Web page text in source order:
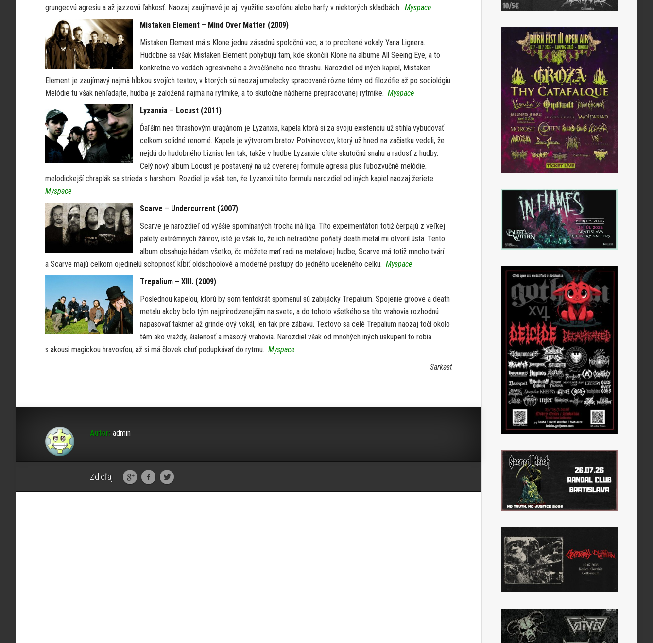
grungeovú agresiu a až jazzovú ľahkosť. Naozaj zaujímavé je aj využitie saxofónu alebo harfy v niektorých skladbách. Myspace
Mistaken Element – Mind Over Matter (2009)
Mistaken Element má s Klone jednu zásadnú spoločnú vec, a to precítené vokaly Yana Lignera.
Hudobne sa však Mistaken Element pohybujú tam, kde skončili Klone na albume All Seeing Eye, a to
konkretne vo vodách agresívneho a živočíšneho neo thrashu. Narozdiel od iných kapiel, Mistaken
Element je zaujímavý najmä hĺbkou svojích textov, v ktorých sú naozaj umelecky spracované rôzne témy od filozófie až po sociológiu.
Melódie tu však nehľadajte, hudba je založená najmä na rytmike, a to skutočne nádherne prepracovanej rytmike. Myspace
Lyzanxia – Locust (2011)
Ďaľším neo thrashovým uragánom je Lyzanxia, kapela ktorá si za svoju existenciu už stihla vybudovať
celkom solidné renomé. Kapela je výtvorom bratov Potvinovcov, ktorý už hneď na začiatku vedeli, že
nejdú do hudobného biznisu len tak, takže v hudbe Lyzanxie cítite skutočnú snahu a radosť z hudby.
Celý nový album Locust je postavený na už overenej formule agresia plus ľubozvučné melódie,
melodickejší chraplák sa strieda s harshom. Rozdiel je však ten, že Lyzanxii túto formulu narozdiel od iných kapiel naozaj žeriete.
Myspace
Scarve – Undercurrent (2007)
Scarve je narozdieľ od vyššie spomínaných trocha iná liga. Títo expeimentátori totiž čerpajú z veľkej
palety extrémnych žánrov, isté je však to, že ich netradične poňatý death metal mi otvoril ústa. Tento
album obsahuje hádam všetko, čo môžete mať radi na metalovej hudbe, Scarve má totiž mnoho tvárí
a Scarve majú celkom ojedinelú schopnosť kĺbiť oldschoolové a moderné postupy do jedného uceleného celku. Myspace
Trepalium – XIII. (2009)
Poslednou kapelou, ktorú by som tentokrát spomenul sú zabijácky Trepalium. Spojenie groove a death
metalu akoby bolo tým najprirodzenejším na svete, a do tohoto všetkého sa títo vrahovia rozhodnú
napasovať takmer až grinde-ový vokál, len tak pre zábavu. Textovo sa celé Trepalium naozaj točí okolo
tém ako vraždy, šialenosť a mäsový vrahovia. Narozdiel však od mnohých iných uskupení to robia
s akousi magickou hravosťou, až si má človek chuť podupkávať do rytmu. Myspace
Sarkast
Autor: admin
Zdieľaj